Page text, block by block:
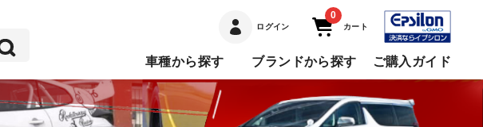
ログイン
0
カート
車種から探す ブランドから探す ご購入ガイド